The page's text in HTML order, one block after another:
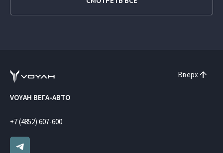
Вверх
VOYAH ВЕГА-АВТО
+7 (4852) 607-600